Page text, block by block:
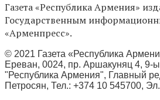
Газета «Республика Армения»
Государственным
«Арменпресс».
© 2021 Газета «Республика
Ереван, 0024, пр. Аршакуняц 4, 9-
"Республика Армения", Главный
Петросян, Тел.: +374 10 545700,